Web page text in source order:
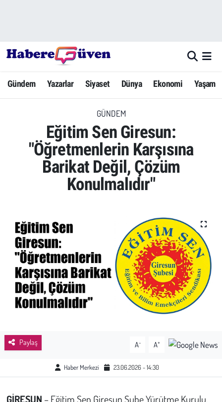
Gündem Yazarlar Siyaset Dünya Ekonomi Yaşam
GÜNDEM
Eğitim Sen Giresun:
"Öğretmenlerin Karşısına
Barikat Değil, Çözüm
Konulmalıdır"
Paylaş A- A+
Haber Merkezi 23.06.2026 - 14:30
GİRESUN – Eğitim Sen Giresun Şube Yürütme Kurulu,
Yazarlar
Dünya
Ekonomi
Yaşam
Yerel Haberler
Sağlık
Kadın
Emek
Çocuk
Kültür Sanat
Hava Durumu
Trafik Durumu
Süper Lig Puan Durumu ve Fikstür
Tüm Manşetler
Son Dakika Haberleri